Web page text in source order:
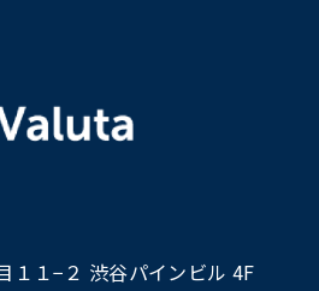
１１−２ 渋谷パインビル 4F